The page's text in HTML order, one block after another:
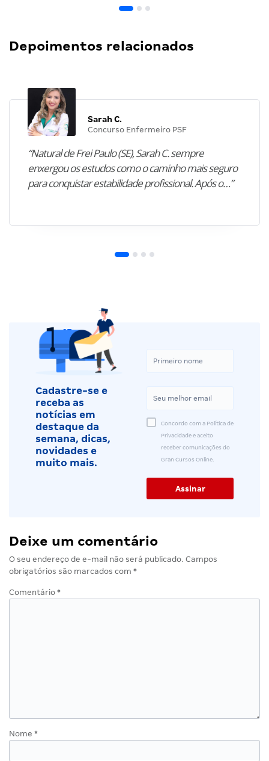
Depoimentos relacionados
Sarah C.
Concurso Enfermeiro PSF
“Natural de Frei Paulo (SE), Sarah C. sempre
enxergou os estudos como o caminho mais seguro
para conquistar estabilidade profissional. Após o…”
Cadastre-se e
receba as
notícias em
destaque da
semana, dicas,
novidades e
muito mais.
Concordo com a Política de
Privacidade e aceito
receber comunicações do
Gran Cursos Online.
Deixe um comentário
O seu endereço de e-mail não será publicado. Campos
obrigatórios são marcados com *
Comentário *
Nome *